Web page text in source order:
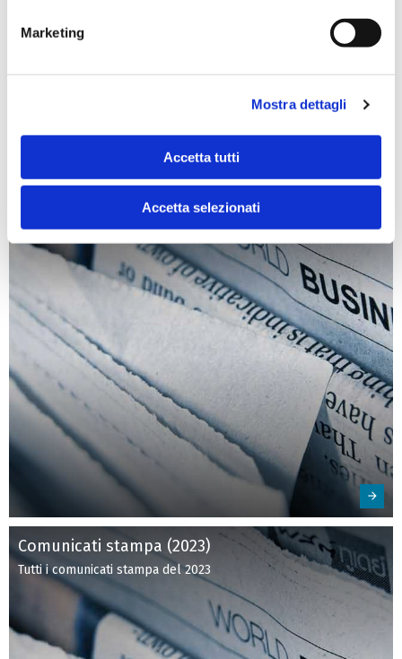
Marketing
Mostra dettagli
Accetta tutti
Accetta selezionati
Comunicati stampa (2024)
Tutti i comunicati stampa del 2024
Comunicati stampa (2023)
Tutti i comunicati stampa del 2023